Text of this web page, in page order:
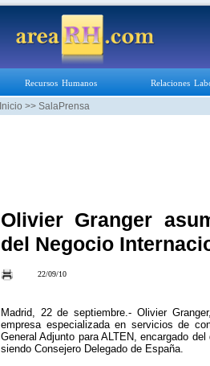
Recursos Humanos Relaciones
Inicio >> SalaPrensa
Olivier Granger
del Negocio
22/09/10
Madrid, 22 de septiembre.- Olivier
empresa especializada en servicios de
General Adjunto para ALTEN, encargado
siendo Consejero Delegado de España.